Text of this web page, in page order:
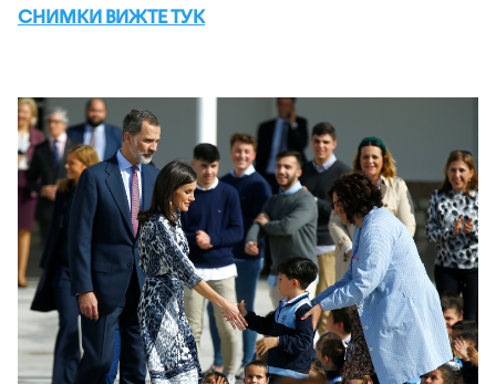
СНИМКИ ВИЖТЕ ТУК